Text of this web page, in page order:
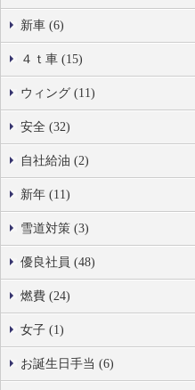
新車 (6)
４ｔ車 (15)
ウィング (11)
安全 (32)
自社給油 (2)
新年 (11)
雪道対策 (3)
優良社員 (48)
燃費 (24)
女子 (1)
お誕生日手当 (6)